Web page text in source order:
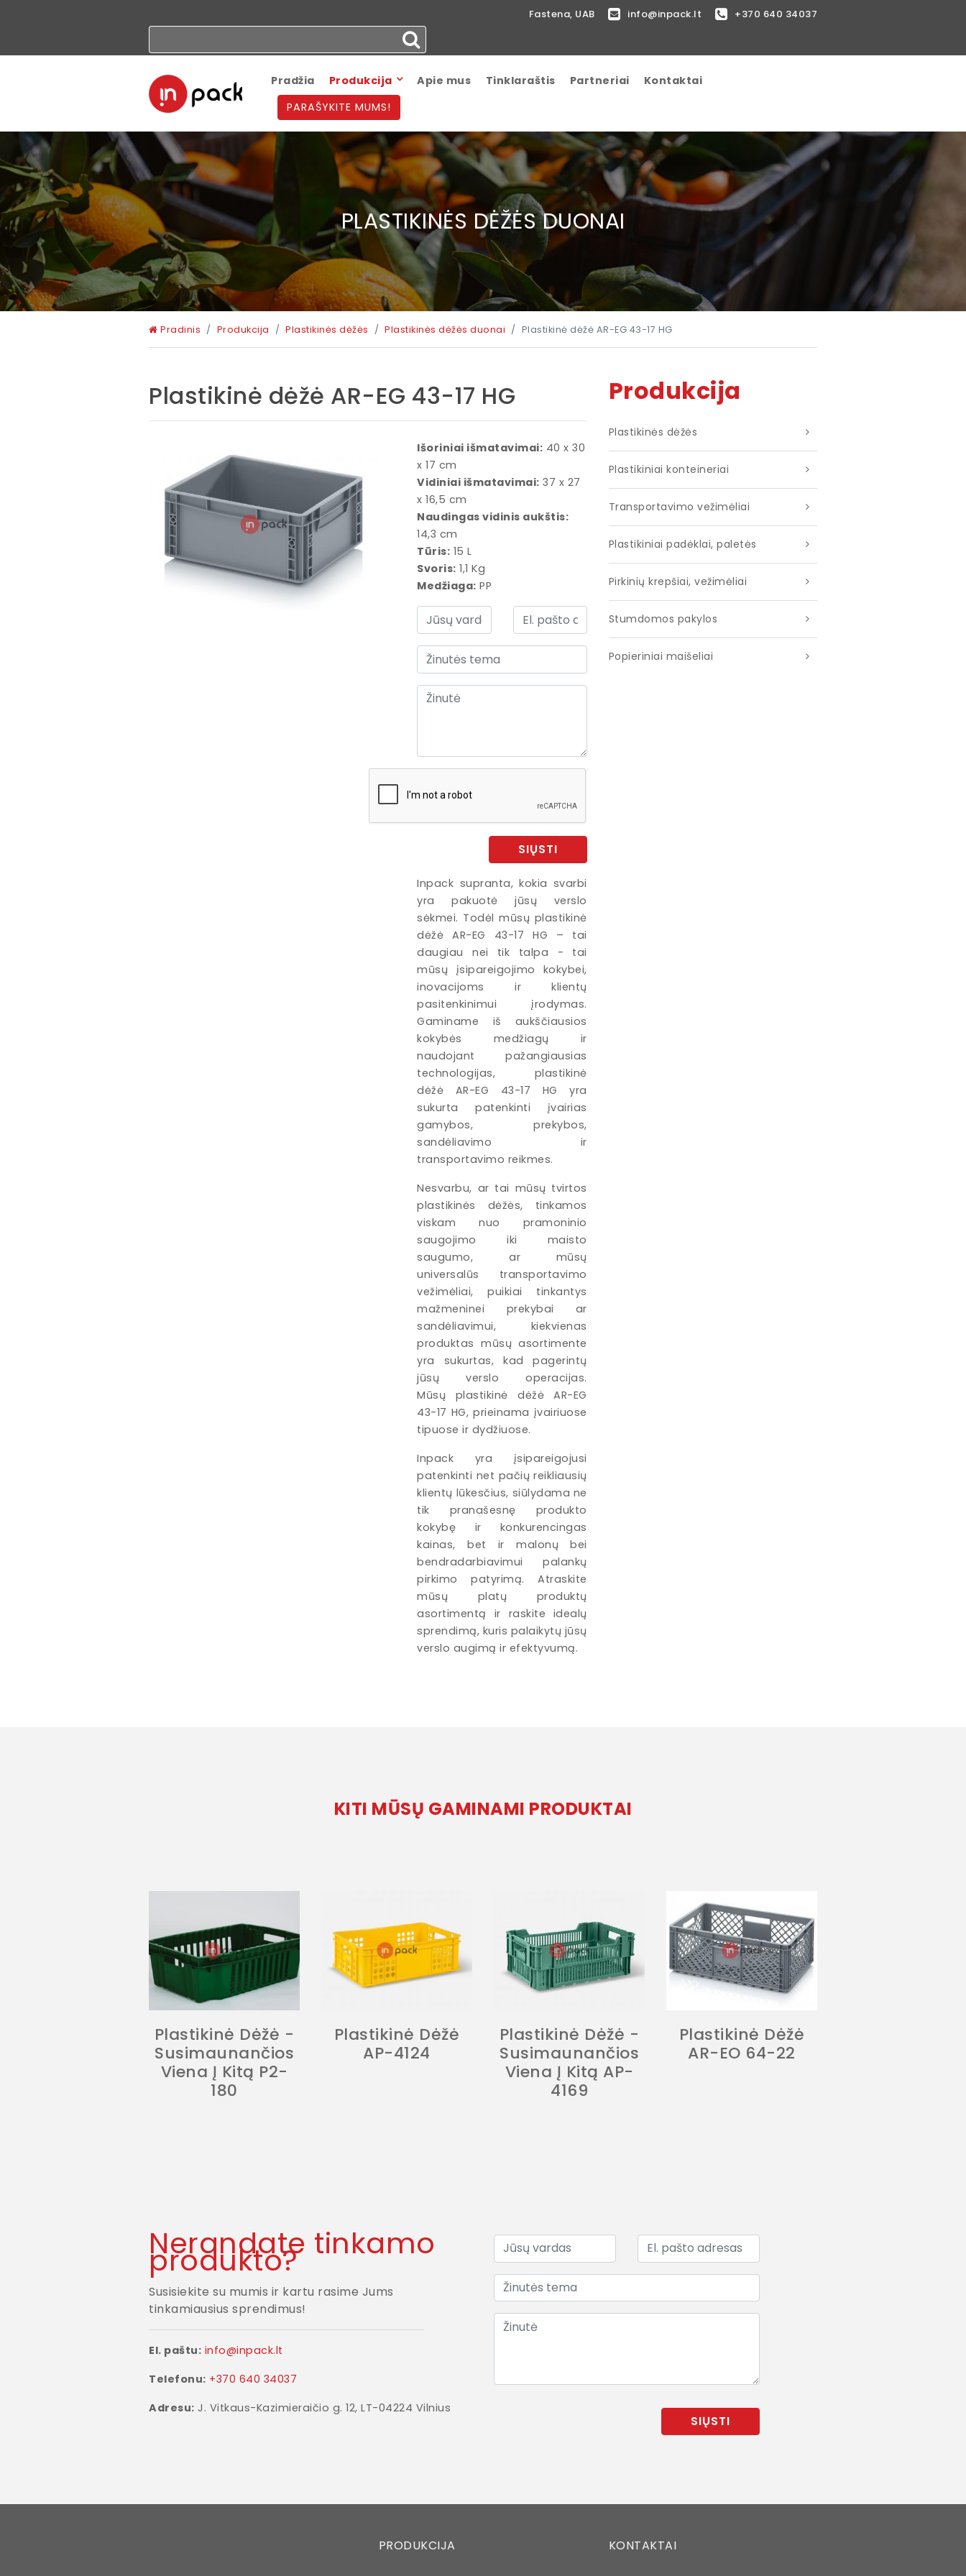
Fastena, UAB info@inpack.lt +370 640 34037
Pradžia Produkcija Apie mus Tinklaraštis Partneriai
Kontaktai
PARAŠYKITE MUMS!
PLASTIKINĖS DĖŽĖS DUONAI
Pradinis Produkcija Plastikinės dėžės Plastikinės dėžės duonai Plastikinė dėžė AR-EG 43-17 HG
Plastikinė dėžė AR-EG 43-17 HG
Išoriniai išmatavimai: 40 x 30
x 17 cm
Vidiniai išmatavimai: 37 x 27
x 16,5 cm
Naudingas vidinis aukštis:
14,3 cm
Tūris: 15 L
Svoris: 1,1 Kg
Medžiaga: PP
SIŲSTI
Inpack supranta, kokia svarbi
yra pakuotė jūsų verslo
sėkmei. Todėl mūsų plastikinė
dėžė AR-EG 43-17 HG – tai
daugiau nei tik talpa - tai
mūsų įsipareigojimo kokybei,
inovacijoms ir klientų
pasitenkinimui įrodymas.
Gaminame iš aukščiausios
kokybės medžiagų ir
naudojant pažangiausias
technologijas, plastikinė
dėžė AR-EG 43-17 HG yra
sukurta patenkinti įvairias
gamybos, prekybos,
sandėliavimo ir
transportavimo reikmes.
Nesvarbu, ar tai mūsų tvirtos
plastikinės dėžės, tinkamos
viskam nuo pramoninio
saugojimo iki maisto
saugumo, ar mūsų
universalūs transportavimo
vežimėliai, puikiai tinkantys
mažmeninei prekybai ar
sandėliavimui, kiekvienas
produktas mūsų asortimente
yra sukurtas, kad pagerintų
jūsų verslo operacijas.
Mūsų plastikinė dėžė AR-EG
43-17 HG, prieinama įvairiuose
tipuose ir dydžiuose.
Inpack yra įsipareigojusi
patenkinti net pačių reikliausių
klientų lūkesčius, siūlydama ne
tik pranašesnę produkto
kokybę ir konkurencingas
kainas, bet ir malonų bei
bendradarbiavimui palankų
pirkimo patyrimą. Atraskite
mūsų platų produktų
asortimentą ir raskite idealų
sprendimą, kuris palaikytų jūsų
verslo augimą ir efektyvumą.
Produkcija
Plastikinės dėžės
Plastikiniai konteineriai
Transportavimo vežimėliai
Plastikiniai padėklai, paletės
Pirkinių krepšiai, vežimėliai
Stumdomos pakylos
Popieriniai maišeliai
KITI MŪSŲ GAMINAMI PRODUKTAI
Plastikinė Dėžė -
Susimaunančios
Viena Į Kitą P2-
180
Plastikinė Dėžė
AP-4124
Plastikinė Dėžė -
Susimaunančios
Viena Į Kitą AP-
4169
Plastikinė Dėžė
AR-EO 64-22
Nerandate tinkamo
produkto?
Susisiekite su mumis ir kartu rasime Jums
tinkamiausius sprendimus!
El. paštu: info@inpack.lt
Telefonu: +370 640 34037
Adresu: J. Vitkaus-Kazimieraičio g. 12, LT-04224 Vilnius
SIŲSTI
PRODUKCIJA KONTAKTAI